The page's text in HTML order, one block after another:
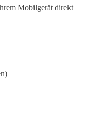
Mobilgerät direkt